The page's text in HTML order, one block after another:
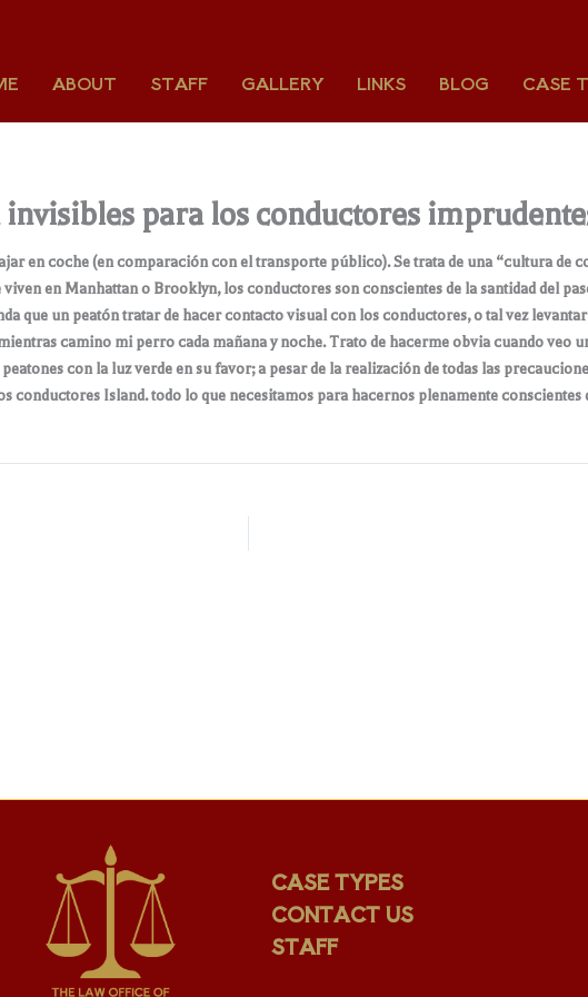
ABOUT STAFF GALLERY LINKS BLOG CASE
invisibles para los conductores
en coche (en comparación con el transporte público). Se trata de una “cultura de
en Manhattan o Brooklyn, los conductores son conscientes de la santidad del
que un peatón tratar de hacer contacto visual con los conductores, o tal vez
camino mi perro cada mañana y noche. Trato de hacerme obvia cuando veo
con la luz verde en su favor; a pesar de la realización de todas las
conductores Island. todo lo que necesitamos para hacernos plenamente conscientes
CASE TYPES
CONTACT US
STAFF